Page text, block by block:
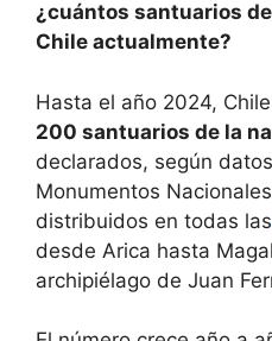
¿cuántos santuarios
Chile actualmente?
Hasta el año 2024,
200 santuarios de la
declarados, según
Monumentos
distribuidos en todas las
desde Arica hasta
archipiélago de Juan